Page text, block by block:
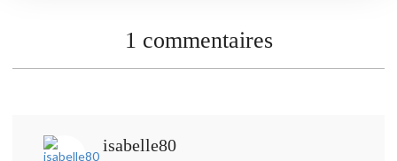
1 commentaires
isabelle80